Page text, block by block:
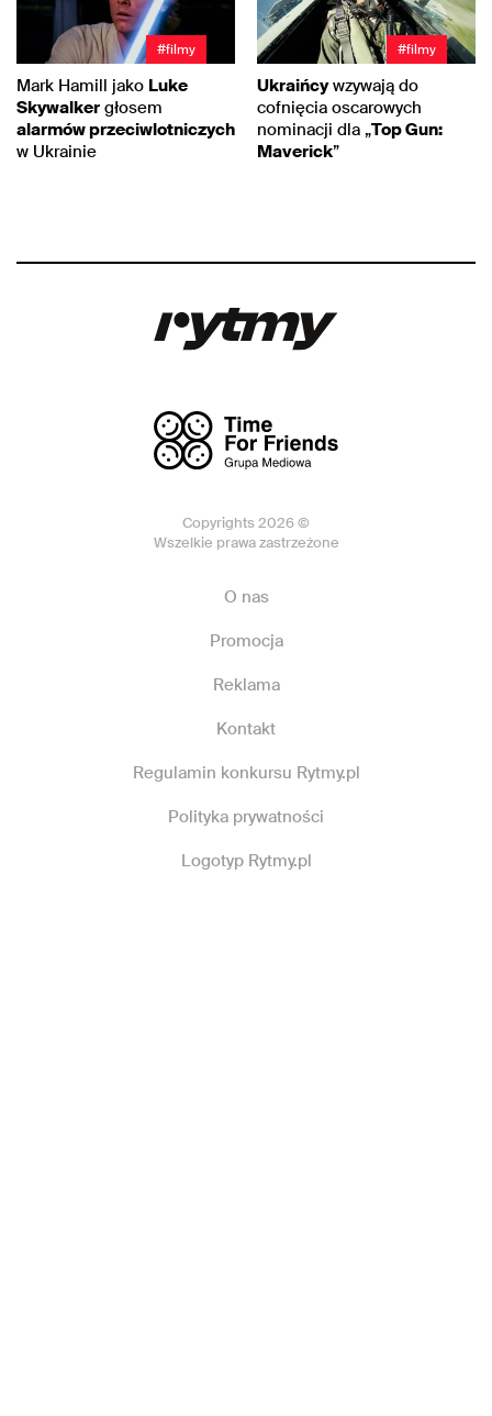
#filmy
Mark Hamill jako Luke
Skywalker głosem
alarmów przeciwlotniczych
w Ukrainie
#filmy
Ukraińcywzywają do
cofnięcia oscarowych
nominacji dla „Top Gun:
Maverick”
Copyrights 2026 ©
Wszelkie prawa zastrzeżone
O nas
Promocja
Reklama
Kontakt
Regulamin konkursu Rytmy.pl
Polityka prywatności
Logotyp Rytmy.pl